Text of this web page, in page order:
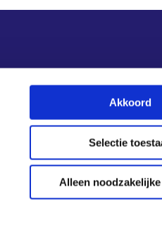
Akkoord
Selectie
Alleen
Nieuwsupdate
Inschrijven